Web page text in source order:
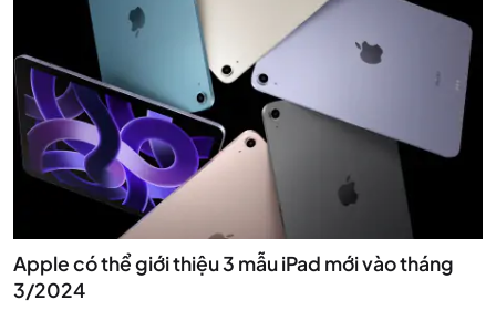
Apple có thể giới thiệu 3 mẫu iPad mới vào tháng
3/2024